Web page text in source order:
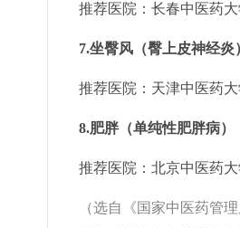
推荐医院： 长春中医药
7.坐臀风（臀上皮神经炎
推荐医院： 天津中医药
8.肥胖（单纯性肥胖病）
推荐医院： 北京中医药
（选自《国家中医药管